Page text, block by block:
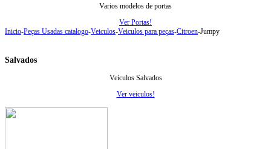
Varios modelos de portas
Ver Portas!
Inicio-Peças Usadas catalogo-Veiculos-Veiculos para peças-Citroen-Jumpy
Salvados
Veículos Salvados
Ver veiculos!